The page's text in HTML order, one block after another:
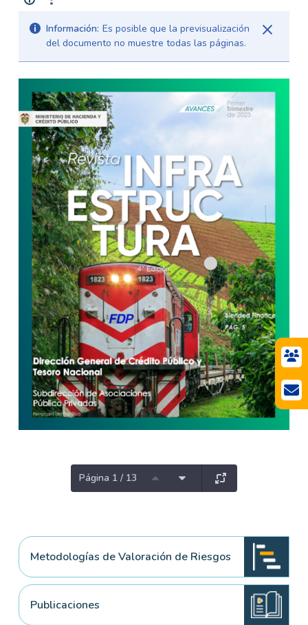
Información: Es posible que la previsualización
del documento no muestre todas las páginas.
Página 1 / 13
Metodologías de Valoración de Riesgos
Publicaciones